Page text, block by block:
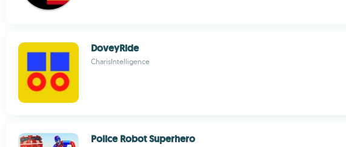
DoveyRide
CharisIntelligence
Police Robot Superhero